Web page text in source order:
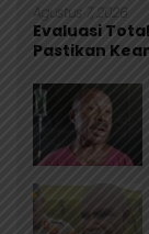
Agustus 7, 2026
Evaluasi
Pastikan